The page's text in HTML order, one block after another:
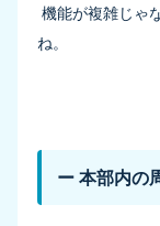
機能が複雑じゃ
ね。
ー 本部内の